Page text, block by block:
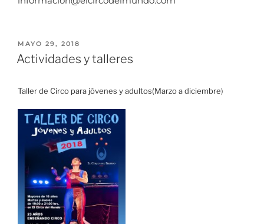
MAYO 29, 2018
Actividades y talleres
Taller de Circo para jóvenes y adultos(Marzo a diciembre)